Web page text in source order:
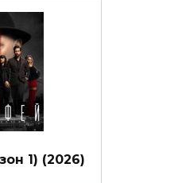
1) (2026)